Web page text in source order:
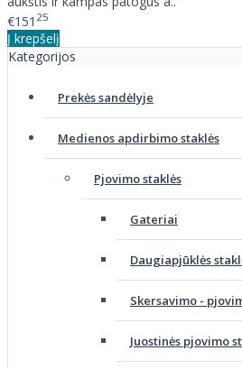
€151 25
Į krepšelį
Kategorijos
Prekės sandėlyje
Medienos apdirbimo staklės
Pjovimo staklės
Gateriai
Daugiapjūklės
Skersavimo -
Juostinės pjovimo